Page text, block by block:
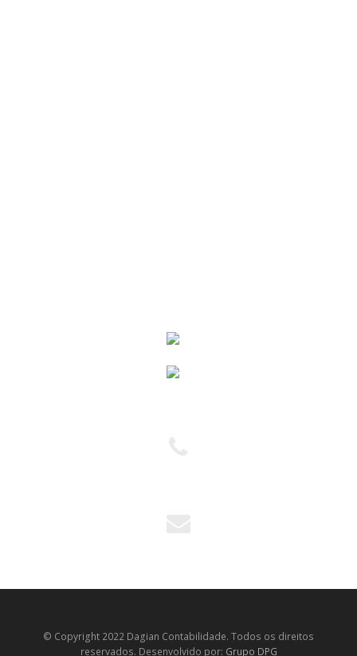
© Copyright 2022 Dagian Contabilidade. Todos os direitos
reservados. Desenvolvido por: Grupo DPG